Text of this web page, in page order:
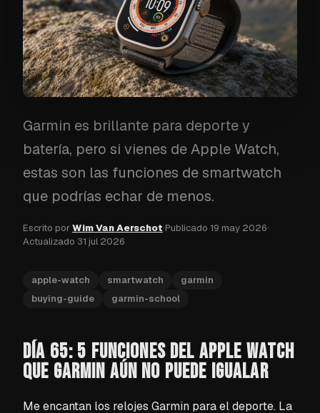
Garmin es brillante para deporte y
batería, pero si vienes de Apple Watch,
estas son las funciones de smartwatch
que podrías echar de menos.
Escrito porWim Van Aerschot·Publicado 19 may 2026·
Actualizado 31 jul 2026
apple-watch smartwatch
garmin
buying-guide
garmin-school
DÍA 65: 5 FUNCIONES DEL APPLE WATCH
QUE GARMIN AÚN NO PUEDE IGUALAR
Me encantan los relojes Garmin para el deporte. La